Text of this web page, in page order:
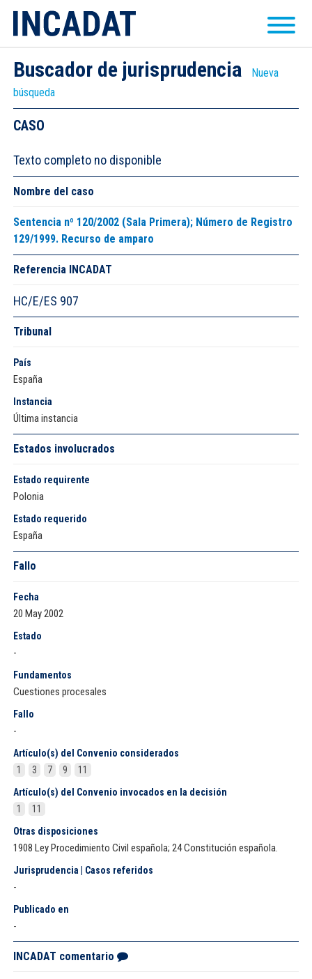
Buscador de jurisprudencia
Nueva
búsqueda
CASO
Texto completo no disponible
Nombre del caso
Sentencia nº 120/2002 (Sala Primera); Número de Registro
129/1999. Recurso de amparo
Referencia INCADAT
HC/E/ES 907
Tribunal
País
España
Instancia
Última instancia
Estados involucrados
Estado requirente
Polonia
Estado requerido
España
Fallo
Fecha
20 May 2002
Estado
-
Fundamentos
Cuestiones procesales
Fallo
-
Artículo(s) del Convenio considerados
1
3 7 9
11
Artículo(s) del Convenio invocados en la decisión
1
11
Otras disposiciones
1908 Ley Procedimiento Civil española; 24 Constitución española.
Jurisprudencia | Casos referidos
-
Publicado en
-
INCADAT comentario